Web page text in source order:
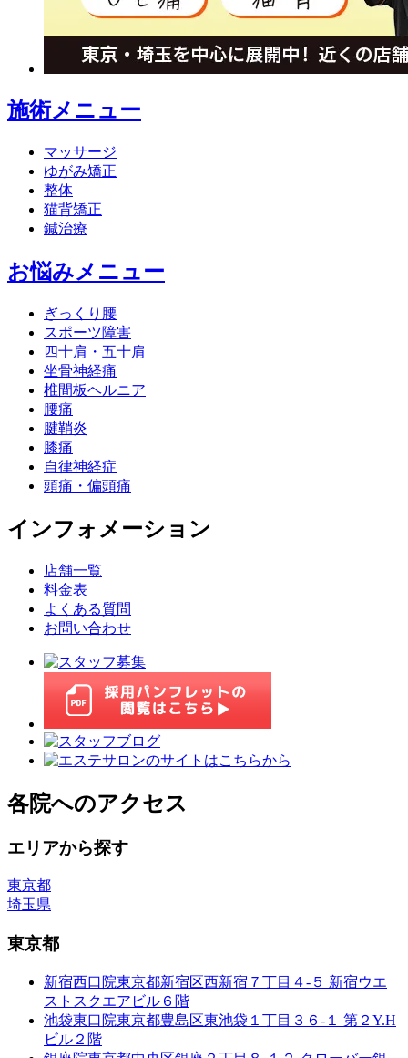
施術メニュー
マッサージ
ゆがみ矯正
整体
猫背矯正
鍼治療
お悩みメニュー
ぎっくり腰
スポーツ障害
四十肩・五十肩
坐骨神経痛
椎間板ヘルニア
腰痛
腱鞘炎
膝痛
自律神経症
頭痛・偏頭痛
インフォメーション
店舗一覧
料金表
よくある質問
お問い合わせ
各院へのアクセス
エリアから探す
東京都
埼玉県
東京都
新宿西口院東京都新宿区西新宿７丁目４-５ 新宿ウエ
ストスクエアビル６階
池袋東口院東京都豊島区東池袋１丁目３６-１ 第２Y.H
ビル２階